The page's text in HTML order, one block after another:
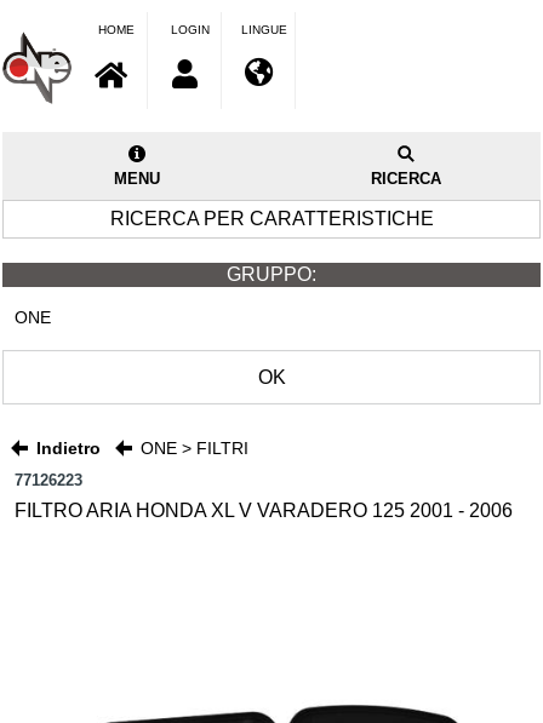
HOME LOGIN LINGUE
MENU RICERCA
RICERCA PER CARATTERISTICHE
GRUPPO:
ONE
OK
Indietro ONE > FILTRI
77126223
FILTRO ARIA HONDA XL V VARADERO 125 2001 - 2006